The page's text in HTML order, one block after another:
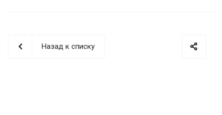
Назад к списку